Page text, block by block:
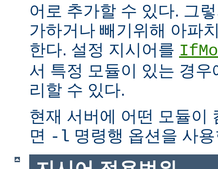
어로 추가할 수 있다. 그
가하거나 빼기위해 아파
한다. 설정 지시어를
서 특정 모듈이 있는 경
리할 수 있다.
현재 서버에 어떤 모듈이
면 -l 명령행 옵션을 사